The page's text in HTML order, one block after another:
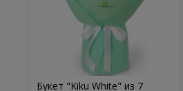
Букет "Kiku White" из 7